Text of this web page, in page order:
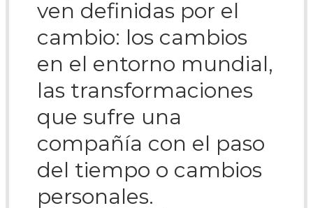
ven definidas por el
cambio: los cambios
en el entorno mundial,
las transformaciones
que sufre una
compañía con el paso
del tiempo o cambios
personales.